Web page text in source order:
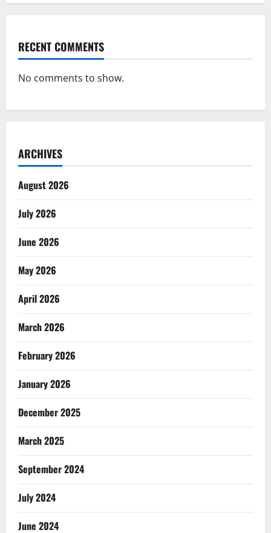
RECENT COMMENTS
No comments to show.
ARCHIVES
August 2026
July 2026
June 2026
May 2026
April 2026
March 2026
February 2026
January 2026
December 2025
March 2025
September 2024
July 2024
June 2024